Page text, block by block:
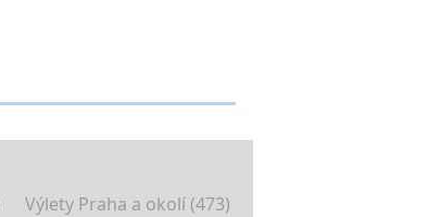
Výlety Praha a okolí (473)